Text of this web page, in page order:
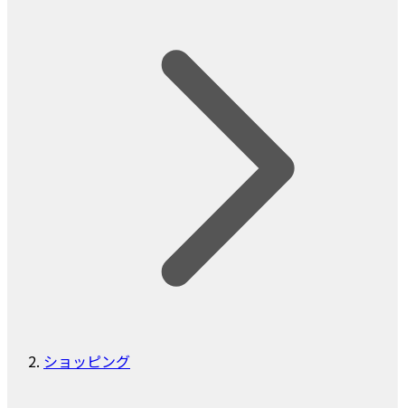
ショッピング